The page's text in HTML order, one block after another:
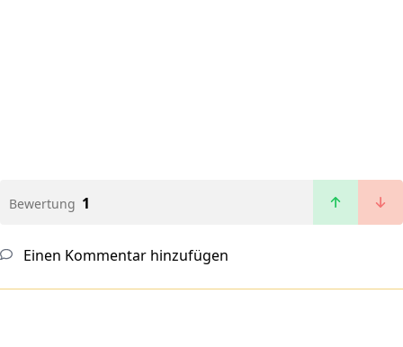
Bewertung 1
Einen Kommentar hinzufügen